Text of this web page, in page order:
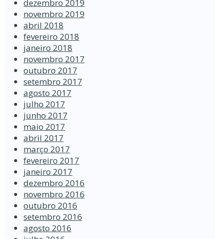
dezembro 2019
novembro 2019
abril 2018
fevereiro 2018
janeiro 2018
novembro 2017
outubro 2017
setembro 2017
agosto 2017
julho 2017
junho 2017
maio 2017
abril 2017
março 2017
fevereiro 2017
janeiro 2017
dezembro 2016
novembro 2016
outubro 2016
setembro 2016
agosto 2016